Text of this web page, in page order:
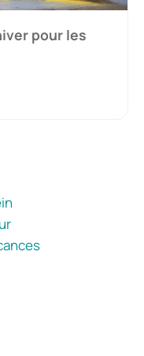
pour les